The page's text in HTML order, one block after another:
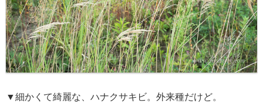
▼細かくて綺麗な、ハナクサキビ。外来種だけど。